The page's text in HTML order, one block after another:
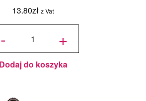
13.80zł z Vat
-
ilość
25x25
Decora +
Dodaj do koszyka